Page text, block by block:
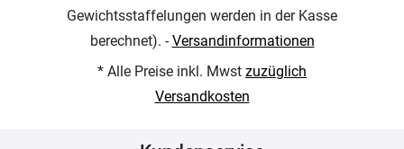
Gewichtsstaffelungen werden in der Kasse
berechnet). -Versandinformationen
* Alle Preise inkl. Mwst zuzüglich
Versandkosten